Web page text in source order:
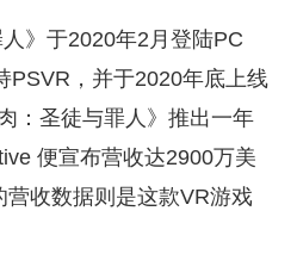
人》于2020年2月登陆PC
PSVR，并于2020年底上线
：圣徒与罪人》推出一年
便宣布营收达2900万美
收数据则是这款VR游戏